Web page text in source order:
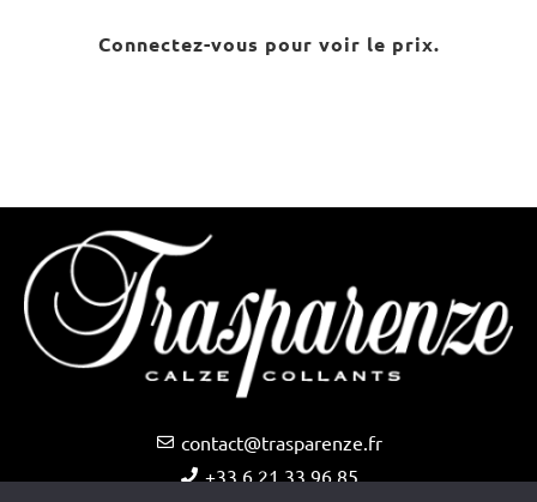
Connectez-vous pour voir le prix.
contact@trasparenze.fr
+33 6 21 33 96 85